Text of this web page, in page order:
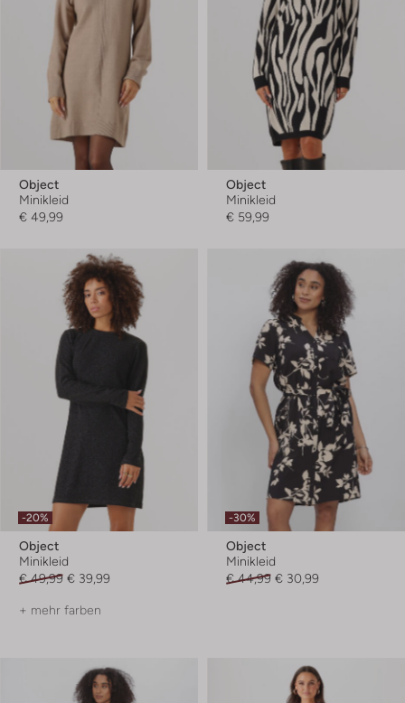
Object
Minikleid
€ 49,99
Object
Minikleid
€ 59,99
-20%
Object
Minikleid
€ 49,99 € 39,99
+ mehr farben
-30%
Object
Minikleid
€ 44,99 € 30,99